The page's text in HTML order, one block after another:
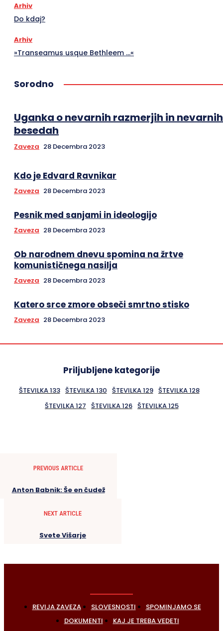
Arhiv
Do kdaj?
Arhiv
»Transeamus usque Bethleem …«
Sorodno
Uganka o nevarnih razmerjih in nevarnih
besedah
Zaveza 28 Decembra 2023
Kdo je Edvard Ravnikar
Zaveza 28 Decembra 2023
Pesnik med sanjami in ideologijo
Zaveza 28 Decembra 2023
Ob narodnem dnevu spomina na žrtve
komunističnega nasilja
Zaveza 28 Decembra 2023
Katero srce zmore obseči smrtno stisko
Zaveza 28 Decembra 2023
Priljubljene kategorije
ŠTEVILKA 133 ŠTEVILKA 130 ŠTEVILKA 129 ŠTEVILKA 128
ŠTEVILKA 127 ŠTEVILKA 126 ŠTEVILKA 125
PREVIOUS ARTICLE
Anton Babnik: Še en čudež
NEXT ARTICLE
Svete Višarje
REVIJA ZAVEZA SLOVESNOSTI
SPOMINJAMO SE
DOKUMENTI
KAJ JE TREBA VEDETI